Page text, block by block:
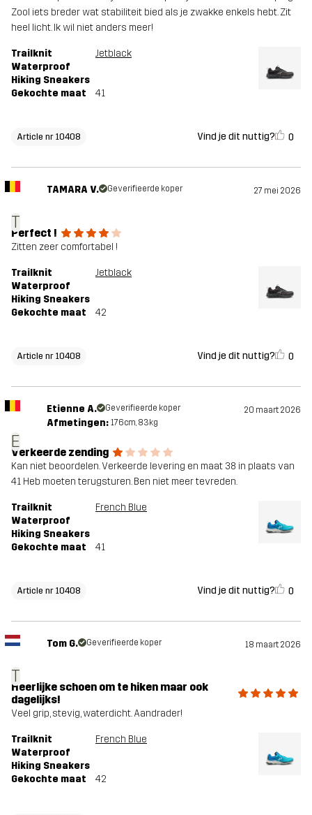
Zool iets breder wat stabiliteit bied als je zwakke enkels hebt. Zit
heel licht. Ik wil niet anders meer!
Trailknit
Waterproof
Hiking Sneakers
Jetblack
Gekochte maat 41
Article nr 10408 Vind je dit nuttig? 0
T
TAMARA V. Geverifieerde koper 27 mei 2026
Perfect !
Zitten zeer comfortabel !
Trailknit
Waterproof
Hiking Sneakers
Jetblack
Gekochte maat 42
Article nr 10408 Vind je dit nuttig? 0
E
Etienne A. Geverifieerde koper 20 maart 2026
Afmetingen: 176cm, 83kg
Verkeerde zending
Kan niet beoordelen. Verkeerde levering en maat 38 in plaats van
41 Heb moeten terugsturen. Ben niet meer tevreden.
Trailknit
Waterproof
Hiking Sneakers
French Blue
Gekochte maat 41
Article nr 10408 Vind je dit nuttig? 0
T
Tom G. Geverifieerde koper 18 maart 2026
Heerlijke schoen om te hiken maar ook
dagelijks!
Veel grip, stevig, waterdicht. Aandrader!
Trailknit
Waterproof
Hiking Sneakers
French Blue
Gekochte maat 42